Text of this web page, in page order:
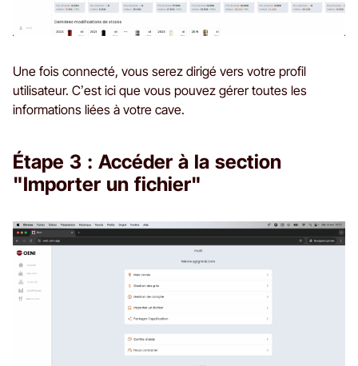
Une fois connecté, vous serez dirigé vers votre profil
utilisateur. C’est ici que vous pouvez gérer toutes les
informations liées à votre cave.
Étape 3 : Accéder à la section
"Importer un fichier"